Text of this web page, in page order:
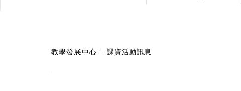
教學發展中心 課資活動訊息